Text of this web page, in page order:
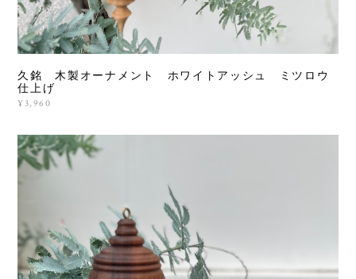
久銘 木製オーナメント ホワイトアッシュ ミツロウ
仕上げ
¥3,960